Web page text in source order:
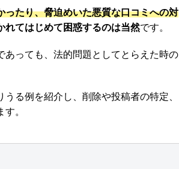
たり、脅迫めいた悪質な口コミへの対
れてはじめて困惑するのは当然です。
っても、法的問題としてとらえた時の
る例を紹介し、削除や投稿者の特定、
。